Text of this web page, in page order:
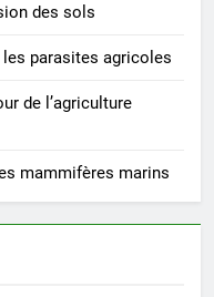
des sols
parasites agricoles
de l’agriculture
mammifères marins